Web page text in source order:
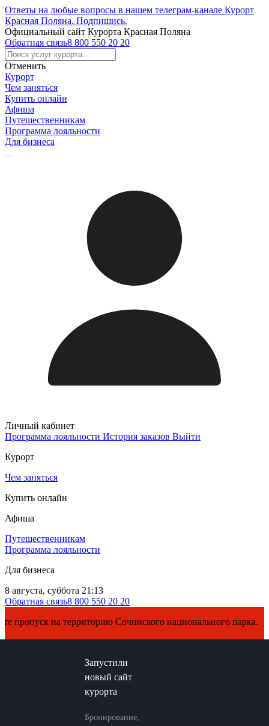
Ответы на любые вопросы в нашем телеграм-канале Курорт
Красная Поляна. Подпишись.
Официальный сайт Курорта Красная Поляна
Обратная связь8 800 550 20 20
Отменить
Курорт
Чем заняться
Купить онлайн
Афиша
Путешественникам
Программа лояльности
Для бизнеса
Личный кабинет
Программа лояльности История заказов Выйти
Курорт
Чем заняться
Купить онлайн
Афиша
Путешественникам
Программа лояльности
Для бизнеса
8 августа, суббота 21:13
Обратная связь8 800 550 20 20
на территорию Сочинского национального парка.
Запустили
новый сайт
курорта
Бронирование,